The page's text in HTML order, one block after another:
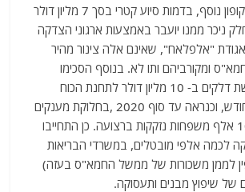
בדרך גזרו בחמא"ס קופון נוסף, בדמות סיוע קטרי בסך 7 מליון דולר
ניכר ממנו יועבר באמצעות ארגוני הצדקה
"אלפלאח", שאינם אלה צינור מהיר
ומקורביהם ותו לא. בנוסף הסכימו
הקטארים לממן רכישת דלקים ב- 10 מליון דולר לתחנת הכוח
ולהמשיך, לפחות החודש, וכנראה עד סוף 2020 ,בחלוקת מענקים
של מאה דולר ל-100 אלף משפחות נזקקות ברצועה. כן התחייבו
לכמה אלפי מובטלים, במשרדי הבריאות
לממן משכורות של ממשל החמא"ס בעזה)
של שיפוץ מבנים ותעסוקה.